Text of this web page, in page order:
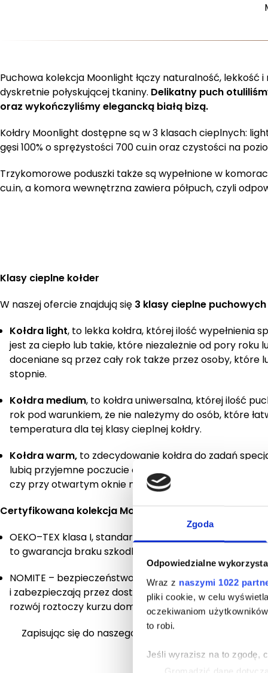
Zgoda
Odpowiedzialne
Wraz z naszymi 1022
pliki cookie, w celu
oczekiwaniom
to robi.
Jeśli wyrazisz na to zgodę,
Gromadzić dane
Puchowa kolekcja Moonlight łączy naturalność,
dyskretnie połyskującej tkaniny. Delikatny puch
oraz wykończyliśmy elegancką białą bizą.
Kołdry Moonlight dostępne są w 3 klasach cieplnych:
gęsi 100% o sprężystości 700 cu.in oraz czystości na
Trzykomorowe poduszki także są wypełnione w
cu.in, a komora wewnętrzna zawiera półpuch, czyli
Klasy cieplne kołder
W naszej ofercie znajdują się 3 klasy cieplne puchowych
Kołdra light, to lekka kołdra, której ilość wypełnienia
jest za ciepło lub takie, które niezależnie od pory
doceniane są przez cały rok także przez osoby,
stopnie.
Kołdra medium, to kołdra uniwersalna, której ilość
rok pod warunkiem, że nie należymy do osób, które
temperatura dla tej klasy cieplnej kołdry.
Kołdra warm, to zdecydowanie kołdra do zadań
lubią przyjemne poczucie ciepła. Taka kołdra to
czy przy otwartym oknie nawet w chłodniejszym
Certyfikowana kolekcja Moonlight
OEKO–TEX klasa I, standard 100 – certyfikat obejmuje
to gwarancja braku szkodliwych substancji dla zdrowia
NOMITE – bezpieczeństwo dla alergików. Tkaniny
i zabezpieczają przez dostaniem roztoczy się w głąb
rozwój roztoczy kurzu domowego.
Zapisując się do naszego newslettera otrzymasz
pozostałe kolekcje